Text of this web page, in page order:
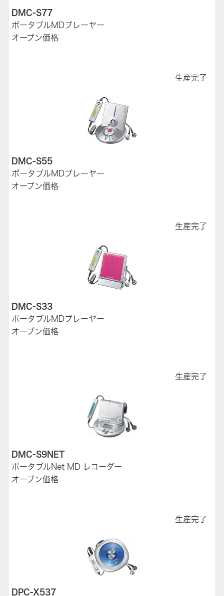
DMC-S77
ポータブルMDプレーヤー
オープン価格
生産完了
DMC-S55
ポータブルMDプレーヤー
オープン価格
生産完了
DMC-S33
ポータブルMDプレーヤー
オープン価格
生産完了
DMC-S9NET
ポータブルNet MD レコーダー
オープン価格
生産完了
DPC-X537